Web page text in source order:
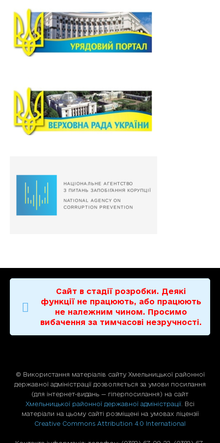
Сайт в стадії розробки. Деякі
функції не працюють, або працюють
не належним чином. Просимо
вибачення за тимчасові незручності.
© Використання матерiалiв сайту Хмельницької районної
державної адміністрації дозволяється за умови посилання
(для iнтернет-видань — гiперпосилання) на сайт
Хмельницької районної державної адміністрації . Всі
матеріали на цьому сайті розміщені на умовах ліцензії
Creative Commons Attribution 4.0 International